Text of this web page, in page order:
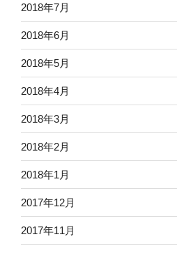
2018年7月
2018年6月
2018年5月
2018年4月
2018年3月
2018年2月
2018年1月
2017年12月
2017年11月